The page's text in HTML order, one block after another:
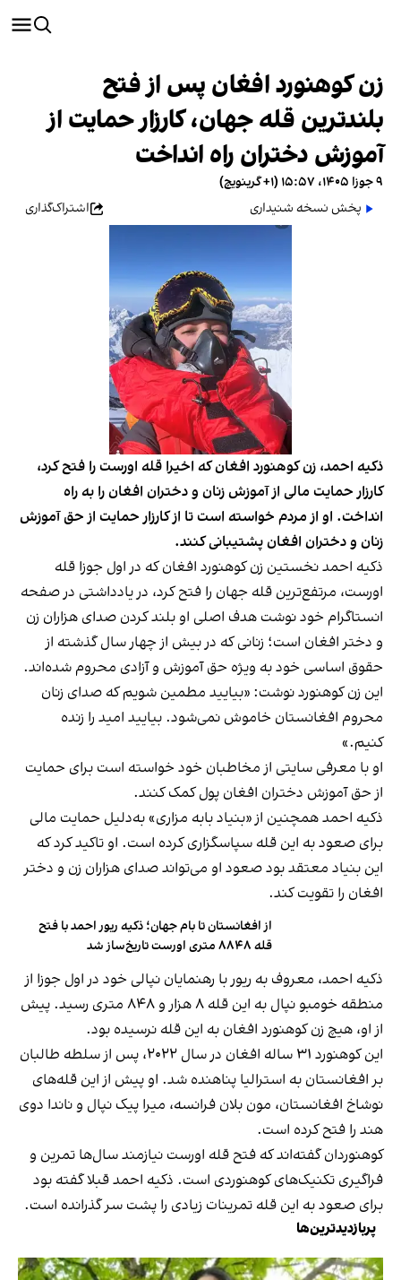
زن کوهنورد افغان پس از فتح
بلندترین قله جهان، کارزار حمایت از
آموزش دختران راه انداخت
۹ جوزا ۱۴۰۵، ۱۵:۵۷ (‎+۱ گرینویچ)
پخش نسخه شنیداری
اشتراک‌گذاری
ذکیه احمد، زن کوهنورد افغان که اخیرا قله اورست را فتح کرد،
کارزار حمایت مالی از آموزش زنان و دختران افغان را به راه
انداخت. او از مردم خواسته است تا از کارزار حمایت از حق آموزش
زنان و دختران افغان پشتیبانی کنند.
ذکیه احمد نخستین زن کوهنورد افغان که در اول جوزا قله
اورست، مرتفع‌ترین قله جهان را فتح کرد، در یادداشتی در صفحه
انستاگرام خود نوشت هدف اصلی او بلند کردن صدای هزاران زن
و دختر افغان است؛ زنانی که در بیش از چهار سال گذشته از
حقوق اساسی خود به ویژه حق آموزش و آزادی محروم شده‌اند.
این زن کوهنورد نوشت: «بیایید مطمین شویم که صدای زنان
محروم افغانستان خاموش نمی‌شود. بیایید امید را زنده
کنیم.»
او با معرفی سایتی از مخاطبان خود خواسته است برای حمایت
از حق آموزش دختران افغان پول کمک کنند.
ذکیه احمد همچنین از «بنیاد بابه مزاری» به‌دلیل حمایت مالی
برای صعود به این قله سپاسگزاری کرده است. او تاکید کرد که
این بنیاد معتقد بود صعود او می‌تواند صدای هزاران زن و دختر
افغان را تقویت کند.
از افغانستان تا بام جهان؛ ذکیه ریور احمد با فتح
قله ۸۸۴۸ متری اورست تاریخ‌ساز شد
ذکیه احمد، معروف به ریور با رهنمایان نپالی خود در اول جوزا از
منطقه خومبو نپال به این قله ۸ هزار و ۸۴۸ متری رسید. پیش
از او، هیچ زن کوهنورد افغان به این قله نرسیده بود.
این کوهنورد ۳۱ ساله افغان در سال ۲۰۲۲، پس از سلطه طالبان
بر افغانستان به استرالیا پناهنده شد. او پیش از این قله‌های
نوشاخ افغانستان، مون‌ بلان فرانسه، میرا پیک نپال و ناندا دوی
هند را فتح کرده است.
کوهنوردان گفته‌اند که فتح قله اورست نیازمند سال‌ها تمرین و
فراگیری تکنیک‌های کوهنوردی است. ذکیه احمد قبلا گفته بود
برای صعود به این قله تمرینات زیادی را پشت سر گذرانده است.
پربازدیدترین‌ها